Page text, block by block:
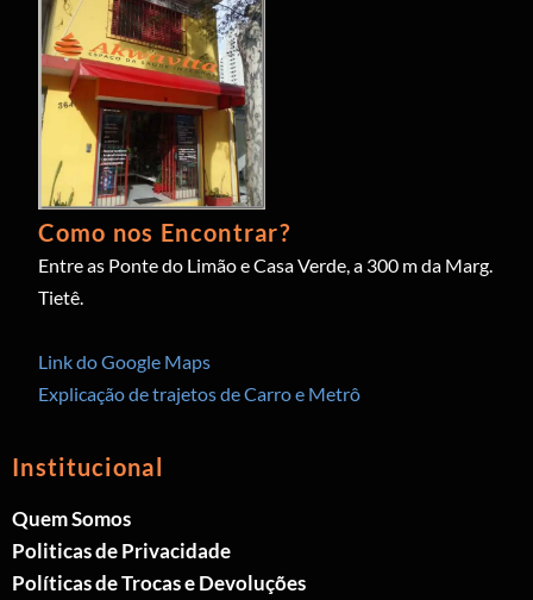
Como nos Encontrar?
Entre as Ponte do Limão e Casa Verde, a 300 m da Marg.
Tietê.
Link do Google Maps
Explicação de trajetos de Carro e Metrô
Institucional
Quem Somos
Politicas de Privacidade
Políticas de Trocas e Devoluções